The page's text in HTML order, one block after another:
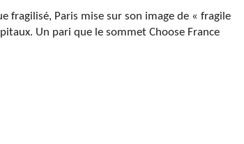
Paris mise sur son image de « fragile
Un pari que le sommet Choose France